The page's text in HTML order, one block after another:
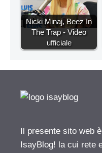
Nicki Minaj, Beez In
The Trap - Video
ufficiale
Il presente sito web
IsayBlog! la cui rete